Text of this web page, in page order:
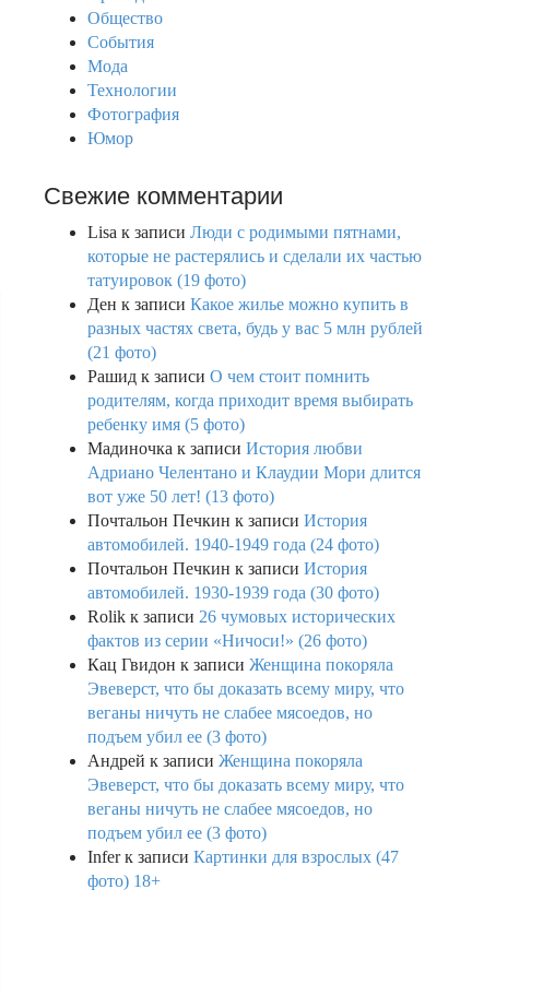
Общество
События
Мода
Технологии
Фотография
Юмор
Свежие комментарии
Lisa к записи Люди с родимыми пятнами,
которые не растерялись и сделали их частью
татуировок (19 фото)
Ден к записи Какое жилье можно купить в
разных частях света, будь у вас 5 млн рублей
(21 фото)
Рашид к записи О чем стоит помнить
родителям, когда приходит время выбирать
ребенку имя (5 фото)
Мадиночка к записи История любви
Адриано Челентано и Клаудии Мори длится
вот уже 50 лет! (13 фото)
Почтальон Печкин к записи История
автомобилей. 1940-1949 года (24 фото)
Почтальон Печкин к записи История
автомобилей. 1930-1939 года (30 фото)
Rolik к записи 26 чумовых исторических
фактов из серии «Ничоси!» (26 фото)
Кац Гвидон к записи Женщина покоряла
Эвеверст, что бы доказать всему миру, что
веганы ничуть не слабее мясоедов, но
подъем убил ее (3 фото)
Андрей к записи Женщина покоряла
Эвеверст, что бы доказать всему миру, что
веганы ничуть не слабее мясоедов, но
подъем убил ее (3 фото)
Inferк записи Картинки для взрослых (47
фото) 18+